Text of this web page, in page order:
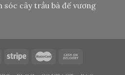
sóc cây trầu bà đế vương